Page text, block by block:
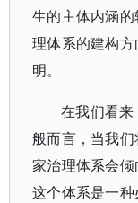
生的主体内涵
理体系的建构
明。
在我们看
般而言，当我
家治理体系会倾
这个体系是一